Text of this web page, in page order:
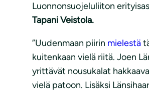
Luonnonsuojeluliiton
Tapani Veistola.
”Uudenmaan piirin mielestä
kuitenkaan vielä riitä. Joen
yrittävät nousukalat
vielä patoon. Lisäksi